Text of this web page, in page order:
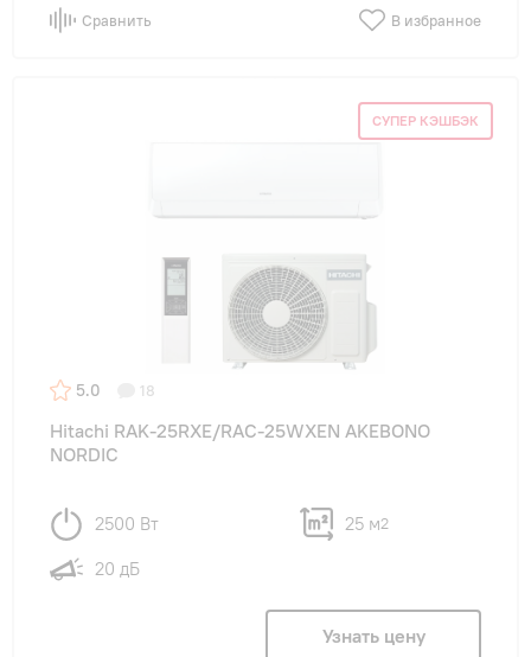
Сравнить В избранное
СУПЕР КЭШБЭК
5.0 18
Hitachi RAK-25RXE/RAC-25WXEN AKEBONO
NORDIC
2500 Вт 25 м2
20 дБ
Узнать цену